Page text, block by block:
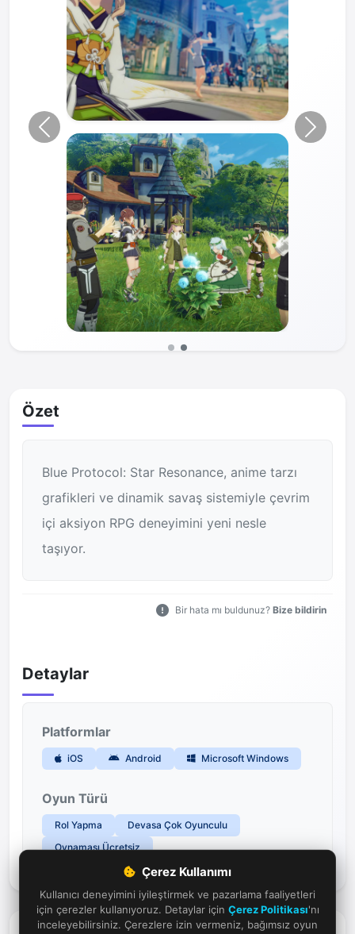
Çerez Kullanımı
Kullanıcı deneyimini iyileştirmek ve pazarlama faaliyetleri
için çerezler kullanıyoruz. Detaylar için Çerez Politikası'nı
inceleyebilirsiniz. Çerezlere izin vermeniz, bağımsız oyun
Önceki
Blue Protocol: Star Resonance, anime tarzı
içi aksiyon RPG deneyimini yeni nesle
taşıyor.
Bir hata mı buldunuz?